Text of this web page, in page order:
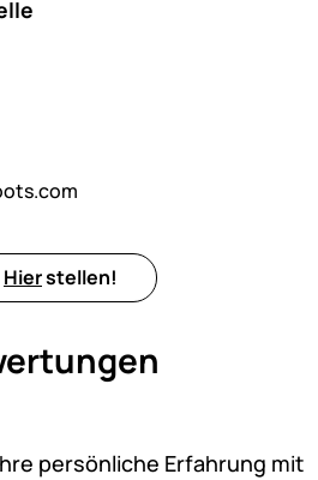
Hierstellen!
persönliche Erfahrung mit